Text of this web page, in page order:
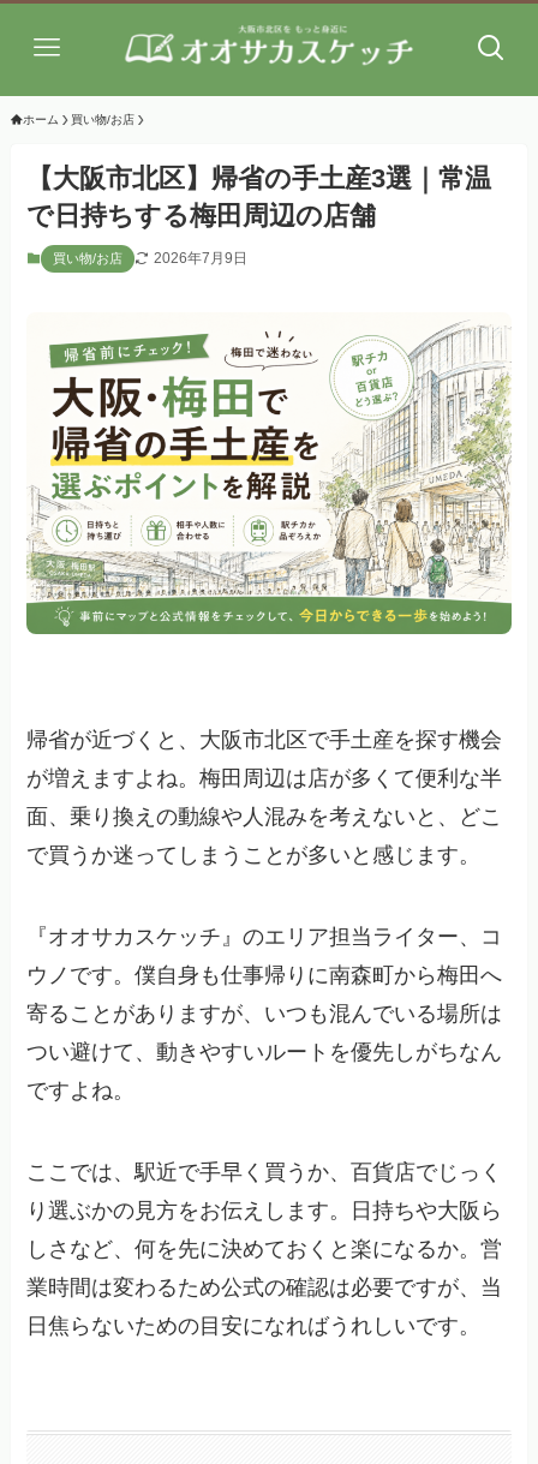
ホーム 買い物/お店
【大阪市北区】帰省の手土産3選｜常温
で日持ちする梅田周辺の店舗
買い物/お店 2026年7月9日
帰省が近づくと、大阪市北区で手土産を探す機会
が増えますよね。梅田周辺は店が多くて便利な半
面、乗り換えの動線や人混みを考えないと、どこ
で買うか迷ってしまうことが多いと感じます。
『オオサカスケッチ』のエリア担当ライター、コ
ウノです。僕自身も仕事帰りに南森町から梅田へ
寄ることがありますが、いつも混んでいる場所は
つい避けて、動きやすいルートを優先しがちなん
ですよね。
ここでは、駅近で手早く買うか、百貨店でじっく
り選ぶかの見方をお伝えします。日持ちや大阪ら
しさなど、何を先に決めておくと楽になるか。営
業時間は変わるため公式の確認は必要ですが、当
日焦らないための目安になればうれしいです。